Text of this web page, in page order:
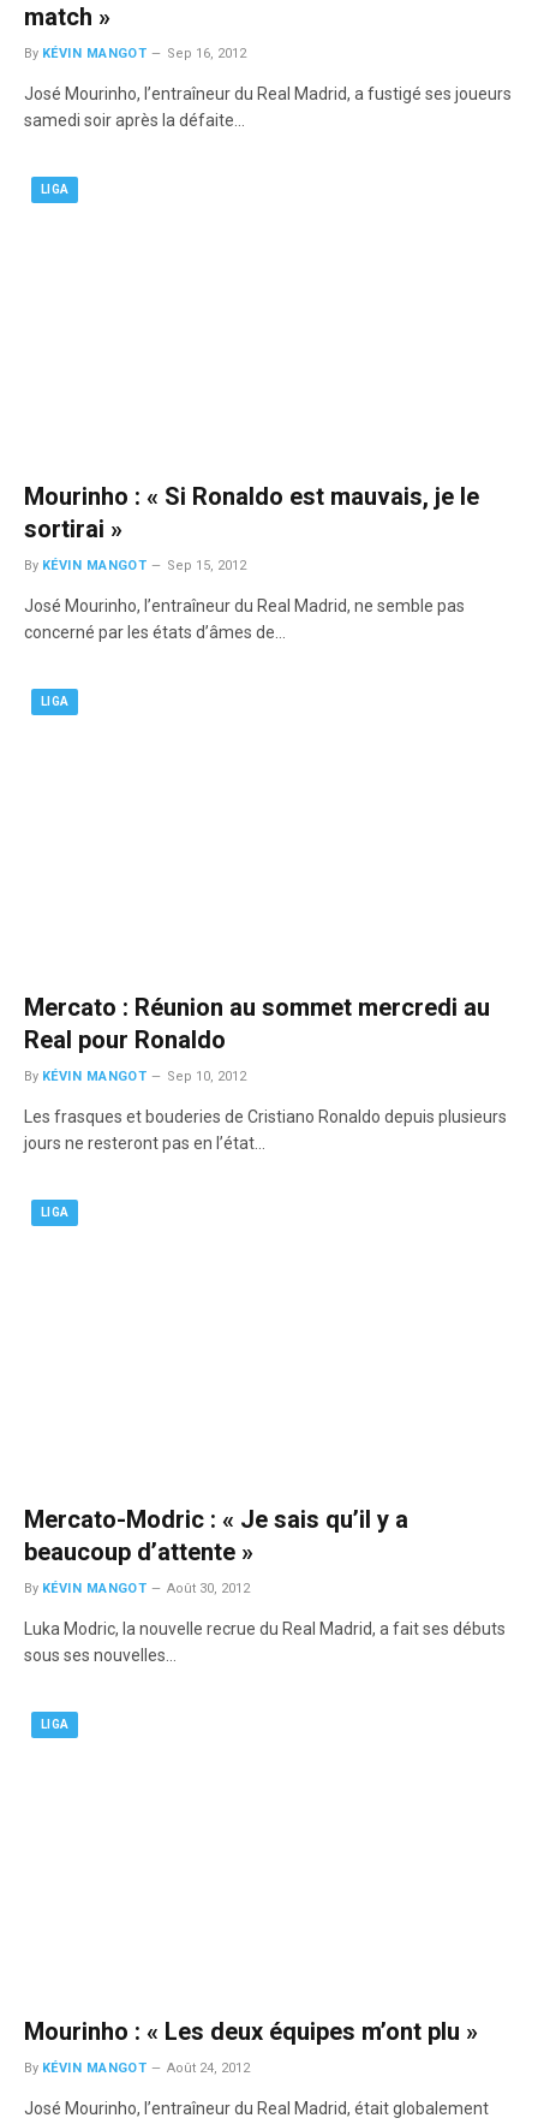
match »
By KÉVIN MANGOT Sep 16, 2012
José Mourinho, l’entraîneur du Real Madrid, a fustigé ses joueurs
samedi soir après la défaite…
LIGA
Mourinho : « Si Ronaldo est mauvais, je le
sortirai »
By KÉVIN MANGOT Sep 15, 2012
José Mourinho, l’entraîneur du Real Madrid, ne semble pas
concerné par les états d’âmes de…
LIGA
Mercato : Réunion au sommet mercredi au
Real pour Ronaldo
By KÉVIN MANGOT Sep 10, 2012
Les frasques et bouderies de Cristiano Ronaldo depuis plusieurs
jours ne resteront pas en l’état…
LIGA
Mercato-Modric : « Je sais qu’il y a
beaucoup d’attente »
By KÉVIN MANGOT Août 30, 2012
Luka Modric, la nouvelle recrue du Real Madrid, a fait ses débuts
sous ses nouvelles…
LIGA
Mourinho : « Les deux équipes m’ont plu »
By KÉVIN MANGOT Août 24, 2012
José Mourinho, l’entraîneur du Real Madrid, était globalement